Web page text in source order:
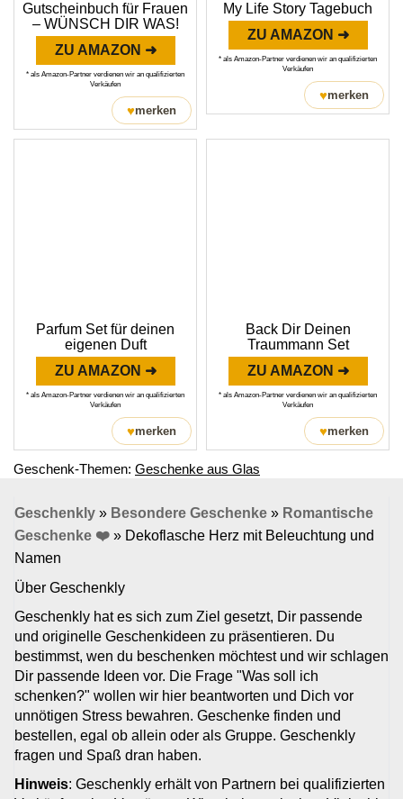
Gutscheinbuch für Frauen
– WÜNSCH DIR WAS!
ZU AMAZON ➜
* als Amazon-Partner verdienen wir an qualifizierten
Verkäufen
♥merken
My Life Story Tagebuch
ZU AMAZON ➜
* als Amazon-Partner verdienen wir an qualifizierten
Verkäufen
♥merken
Parfum Set für deinen
eigenen Duft
ZU AMAZON ➜
* als Amazon-Partner verdienen wir an qualifizierten
Verkäufen
♥merken
Back Dir Deinen
Traummann Set
ZU AMAZON ➜
* als Amazon-Partner verdienen wir an qualifizierten
Verkäufen
♥merken
Geschenk-Themen: Geschenke aus Glas
Geschenkly » Besondere Geschenke » Romantische
Geschenke ❤️ » Dekoflasche Herz mit Beleuchtung und
Namen
Über Geschenkly
Geschenkly hat es sich zum Ziel gesetzt, Dir passende
und originelle Geschenkideen zu präsentieren. Du
bestimmst, wen du beschenken möchtest und wir schlagen
Dir passende Ideen vor. Die Frage "Was soll ich
schenken?" wollen wir hier beantworten und Dich vor
unnötigen Stress bewahren. Geschenke finden und
bestellen, egal ob allein oder als Gruppe. Geschenkly
fragen und Spaß dran haben.
Hinweis: Geschenkly erhält von Partnern bei qualifizierten